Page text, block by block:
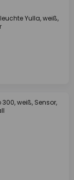
Yulla, weiß,
weiß, Sensor,